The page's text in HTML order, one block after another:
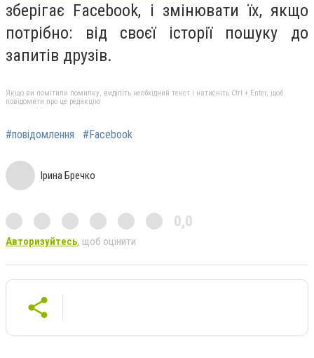
зберігає Facebook, і змінювати їх, якщо
потрібно: від своєї історії пошуку до
запитів друзів.
Якщо ви помітили помилку, виділіть необхідний текст і натисніть Ctrl + Enter, щоб
повідомити про це редакцію
#повідомлення #Facebook
Ірина Бречко
0,0
Авторизуйтесь, щоб оцінити